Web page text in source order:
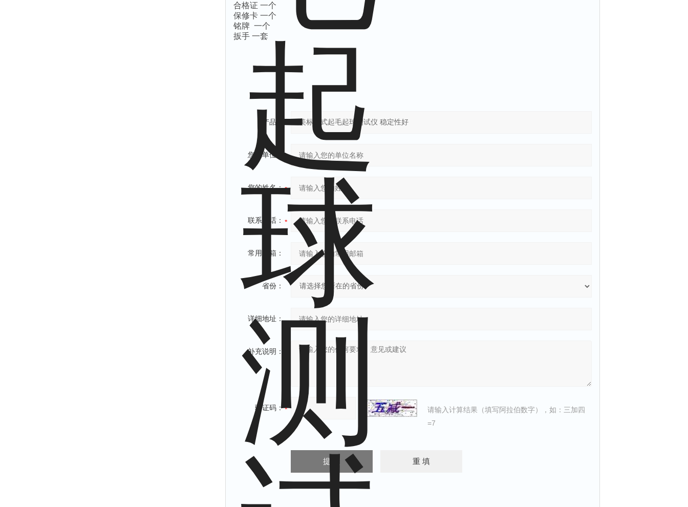
合格证 一个
保修卡 一个
铭牌 一个
扳手 一套
产品：
您的单位：
您的姓名：
联系电话：
常用邮箱：
省份：
详细地址：
补充说明：
验证码：
请输入计算结果（填写阿拉伯数字），如：三加四
=7